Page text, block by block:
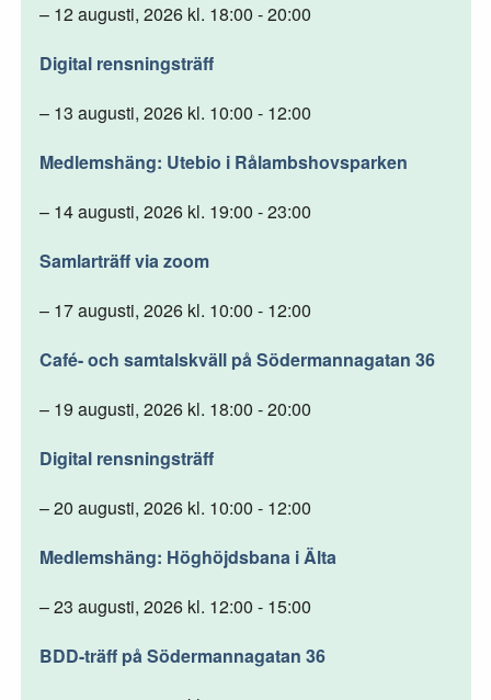
– 12 augusti, 2026 kl. 18:00 - 20:00
Digital rensningsträff
– 13 augusti, 2026 kl. 10:00 - 12:00
Medlemshäng: Utebio i Rålambshovsparken
– 14 augusti, 2026 kl. 19:00 - 23:00
Samlarträff via zoom
– 17 augusti, 2026 kl. 10:00 - 12:00
Café- och samtalskväll på Södermannagatan 36
– 19 augusti, 2026 kl. 18:00 - 20:00
Digital rensningsträff
– 20 augusti, 2026 kl. 10:00 - 12:00
Medlemshäng: Höghöjdsbana i Älta
– 23 augusti, 2026 kl. 12:00 - 15:00
BDD-träff på Södermannagatan 36